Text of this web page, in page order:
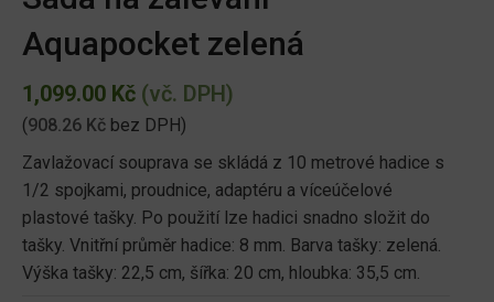
Aquapocket zelená
1,099.00 Kč (vč. DPH)
(908.26 Kč bez DPH)
Zavlažovací souprava se skládá z 10 metrové hadice s
1/2 spojkami, proudnice, adaptéru a víceúčelové
plastové tašky. Po použití lze hadici snadno složit do
tašky. Vnitřní průměr hadice: 8 mm. Barva tašky: zelená.
Výška tašky: 22,5 cm, šířka: 20 cm, hloubka: 35,5 cm.